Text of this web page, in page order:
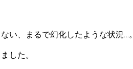
い、まるで幻化したような状況…。
した。